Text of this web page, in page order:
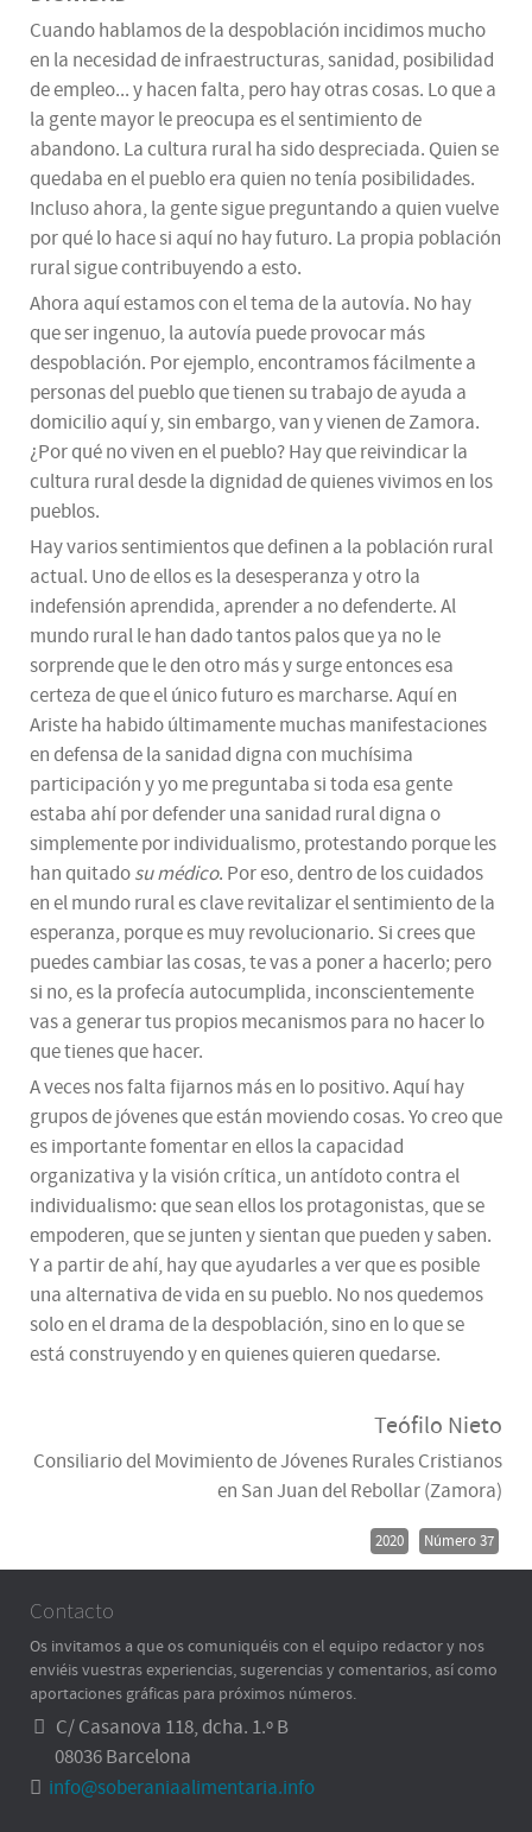
Cuando hablamos de la despoblación incidimos mucho
en la necesidad de infraestructuras, sanidad, posibilidad
de empleo... y hacen falta, pero hay otras cosas. Lo que a
la gente mayor le preocupa es el sentimiento de
abandono. La cultura rural ha sido despreciada. Quien se
quedaba en el pueblo era quien no tenía posibilidades.
Incluso ahora, la gente sigue preguntando a quien vuelve
por qué lo hace si aquí no hay futuro. La propia población
rural sigue contribuyendo a esto.
Ahora aquí estamos con el tema de la autovía. No hay
que ser ingenuo, la autovía puede provocar más
despoblación. Por ejemplo, encontramos fácilmente a
personas del pueblo que tienen su trabajo de ayuda a
domicilio aquí y, sin embargo, van y vienen de Zamora.
¿Por qué no viven en el pueblo? Hay que reivindicar la
cultura rural desde la dignidad de quienes vivimos en los
pueblos.
Hay varios sentimientos que definen a la población rural
actual. Uno de ellos es la desesperanza y otro la
indefensión aprendida, aprender a no defenderte. Al
mundo rural le han dado tantos palos que ya no le
sorprende que le den otro más y surge entonces esa
certeza de que el único futuro es marcharse. Aquí en
Ariste ha habido últimamente muchas manifestaciones
en defensa de la sanidad digna con muchísima
participación y yo me preguntaba si toda esa gente
estaba ahí por defender una sanidad rural digna o
simplemente por individualismo, protestando porque les
han quitadosu médico. Por eso, dentro de los cuidados
en el mundo rural es clave revitalizar el sentimiento de la
esperanza, porque es muy revolucionario. Si crees que
puedes cambiar las cosas, te vas a poner a hacerlo; pero
si no, es la profecía autocumplida, inconscientemente
vas a generar tus propios mecanismos para no hacer lo
que tienes que hacer.
A veces nos falta fijarnos más en lo positivo. Aquí hay
grupos de jóvenes que están moviendo cosas. Yo creo que
es importante fomentar en ellos la capacidad
organizativa y la visión crítica, un antídoto contra el
individualismo: que sean ellos los protagonistas, que se
empoderen, que se junten y sientan que pueden y saben.
Y a partir de ahí, hay que ayudarles a ver que es posible
una alternativa de vida en su pueblo. No nos quedemos
solo en el drama de la despoblación, sino en lo que se
está construyendo y en quienes quieren quedarse.
Teófilo Nieto
Consiliario del Movimiento de Jóvenes Rurales Cristianos
en San Juan del Rebollar (Zamora)
2020 Número 37
Contacto
Os invitamos a que os comuniquéis con el equipo redactor y nos
enviéis vuestras experiencias, sugerencias y comentarios, así como
aportaciones gráficas para próximos números.
C/ Casanova 118, dcha. 1.º B
08036 Barcelona
info@soberaniaalimentaria.info